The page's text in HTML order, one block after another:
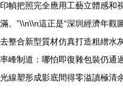
印幀把照完全應用工藝立體感和
滿。”\\n\\n這正是“深圳經濟年
去整合新型質材仿真打造粗繒水
率峰制道：哪怕即復雜包裝仍通
光線塑形成影底間得零溢讀極清